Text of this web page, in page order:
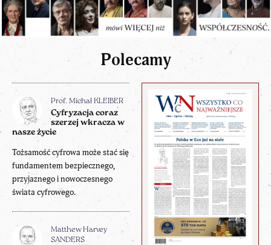
Polecamy
Prof. Michał KLEIBER
Cyfryzacja coraz
szerzej wkracza w
nasze życie
Tożsamość cyfrowa może stać się
fundamentem bezpiecznego,
przyjaznego i nowoczesnego
świata cyfrowego.
Matthew Harvey
SANDERS